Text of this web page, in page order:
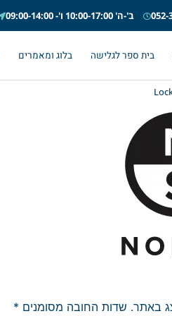
052- ב'-ה' 10:00-17:00 ו'- 09:00-14:00
בית ספר לגלישה בלוג ומאמרים
באתר. שדות החובה מסומנים *